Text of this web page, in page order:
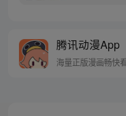
腾讯动漫App
海量正版漫画畅快